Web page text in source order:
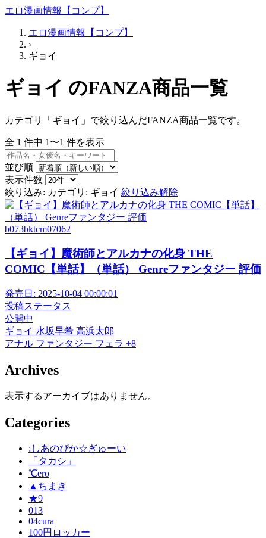
エロ漫画情報【コンプ】
エロ漫画情報【コンプ】
›
ギョイ
ギョイ のFANZA商品一覧
カテゴリ「ギョイ」で絞り込んだFANZA商品一覧です。
全 1 件中 1〜1 件を表示
並び順
表示件数
絞り込み: カテゴリ: ギョイ 絞り込み解除
b073bktcm07062
【ギョイ】魔術師とアルカナの化身 THE
COMIC【単話】（単話） Genreファンタジー 評価
発売日: 2025-10-04 00:00:01
投稿ステータス
公開中
ギョイ 水坂早希 高浜太郎
アナル ファンタジー フェラ +8
Archives
表示するアーカイブはありません。
Categories
:しあのぴか☆ぎゅーい
「タカシ」
℃ero
▲ちまき
★9
013
04cura
100円ロッカー